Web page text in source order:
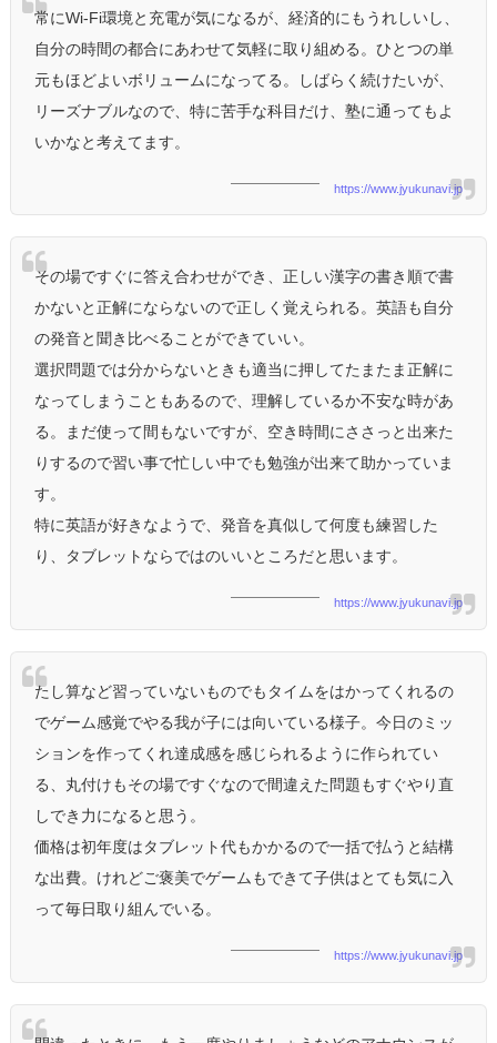
常にWi-Fi環境と充電が気になるが、経済的にもうれしいし、
自分の時間の都合にあわせて気軽に取り組める。ひとつの単
元もほどよいボリュームになってる。しばらく続けたいが、
リーズナブルなので、特に苦手な科目だけ、塾に通ってもよ
いかなと考えてます。
https://www.jyukunavi.jp
その場ですぐに答え合わせができ、正しい漢字の書き順で書
かないと正解にならないので正しく覚えられる。英語も自分
の発音と聞き比べることができていい。
選択問題では分からないときも適当に押してたまたま正解に
なってしまうこともあるので、理解しているか不安な時があ
る。まだ使って間もないですが、空き時間にささっと出来た
りするので習い事で忙しい中でも勉強が出来て助かっていま
す。
特に英語が好きなようで、発音を真似して何度も練習した
り、タブレットならではのいいところだと思います。
https://www.jyukunavi.jp
たし算など習っていないものでもタイムをはかってくれるの
でゲーム感覚でやる我が子には向いている様子。今日のミッ
ションを作ってくれ達成感を感じられるように作られてい
る、丸付けもその場ですぐなので間違えた問題もすぐやり直
しでき力になると思う。
価格は初年度はタブレット代もかかるので一括で払うと結構
な出費。けれどご褒美でゲームもできて子供はとても気に入
って毎日取り組んでいる。
https://www.jyukunavi.jp